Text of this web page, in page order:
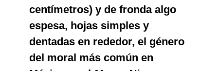
centímetros) y de fronda algo
espesa, hojas simples y
dentadas en rededor, el género
del moral más común en